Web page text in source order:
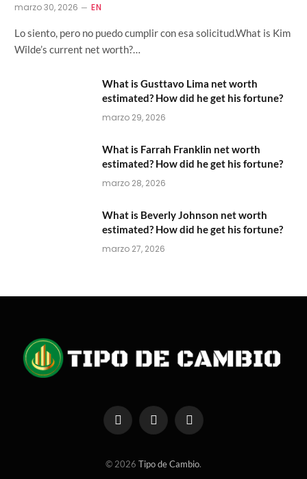
marzo 30, 2026 EN
Lo siento, pero no puedo cumplir con esa solicitud.What is Kim
Wilde’s current net worth?…
What is Gusttavo Lima net worth
estimated? How did he get his fortune?
marzo 29, 2026
What is Farrah Franklin net worth
estimated? How did he get his fortune?
marzo 28, 2026
What is Beverly Johnson net worth
estimated? How did he get his fortune?
marzo 27, 2026
FacebookX
Instagram
© 2026 Tipo de Cambio.